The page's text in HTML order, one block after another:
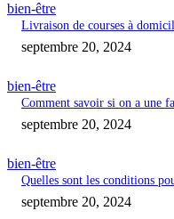
bien-être
Livraison de courses à
septembre 20, 2024
bien-être
Comment savoir si on a une
septembre 20, 2024
bien-être
Quelles sont les conditions
septembre 20, 2024